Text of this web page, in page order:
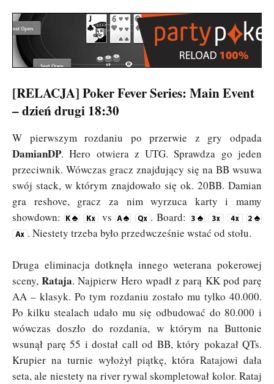
[RELACJA] Poker Fever Series: Main Event
– dzień drugi 18:30
W pierwszym rozdaniu po przerwie z gry odpada
DamianDP. Hero otwiera z UTG. Sprawdza go jeden
przeciwnik. Wówczas gracz znajdujący się na BB wsuwa
swój stack, w którym znajdowało się ok. 20BB. Damian
gra reshove, gracz za nim wyrzuca karty i mamy
showdown:
vs
. Board:
. Niestety trzeba było przedwcześnie wstać od stołu.
Druga eliminacja dotknęła innego weterana pokerowej
sceny,Rataja. Najpierw Hero wpadł z parą KK pod parę
AA – klasyk. Po tym rozdaniu zostało mu tylko 40.000.
Po kilku stealach udało mu się odbudować do 80.000 i
wówczas doszło do rozdania, w którym na Buttonie
wsunął parę 55 i dostał call od BB, który pokazał QTs.
Krupier na turnie wyłożył piątkę, która Ratajowi dała
seta, ale niestety na river rywal skompletował kolor. Rataj